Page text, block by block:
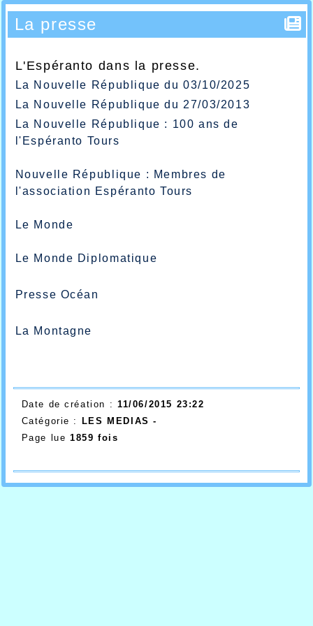
La presse
L'Espéranto dans la presse.
La Nouvelle République du 03/10/2025
La Nouvelle République du 27/03/2013
La Nouvelle République : 100 ans de
l'Espéranto Tours
Nouvelle République : Membres de
l'association Espéranto Tours
Le Monde
Le Monde Diplomatique
Presse Océan
La Montagne
Date de création : 11/06/2015 23:22
Catégorie :
LES MEDIAS -
Page lue 1859 fois